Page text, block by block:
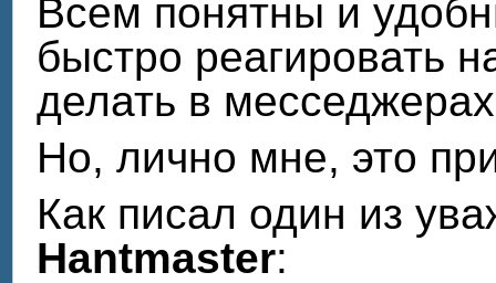
Всем понятны и
быстро реагировать
делать в
Но, лично мне, это
Как писал один из
Hantmaster: